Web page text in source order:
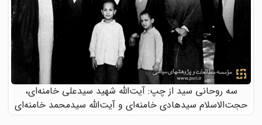
سه روحانی سید از چپ: آیت‌الله شهید سیدعلی خامنه‌ای،
حجت‌الاسلام سیدهادی خامنه‌ای و آیت‌الله سیدمحمد خامنه‌ای